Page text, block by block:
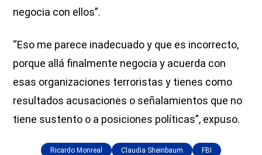
negocia con ellos”.
“Eso me parece inadecuado y que es incorrecto,
porque allá finalmente negocia y acuerda con
esas organizaciones terroristas y tienes como
resultados acusaciones o señalamientos que no
tiene sustento o a posiciones políticas”, expuso.
Ricardo Monreal Claudia Sheinbaum FBI